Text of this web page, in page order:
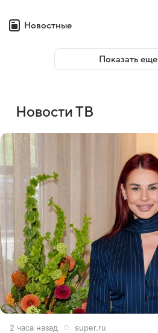
Новостные
Показать еще
Новости ТВ
2 часа назад super.ru